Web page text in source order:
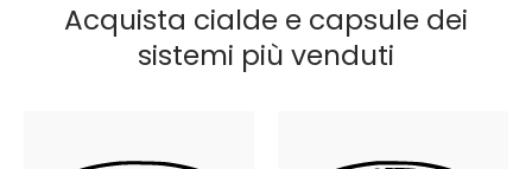
Acquista cialde e capsule dei
sistemi più venduti